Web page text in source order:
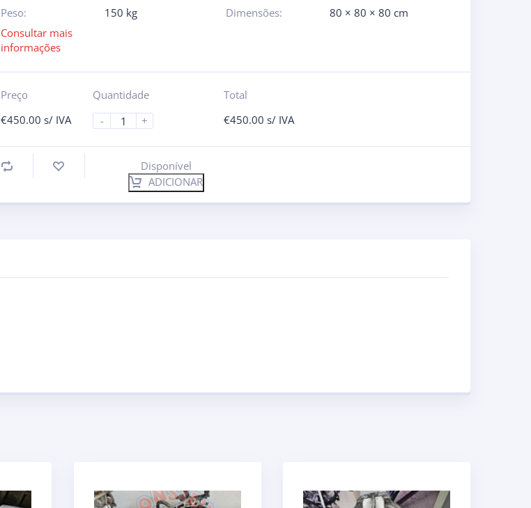
Peso:
150 kg Dimensões:
80 × 80 × 80 cm
Consultar mais
informações
Preço
€450.00 s/ IVA
Quantidade
-
+
Total
€450.00 s/ IVA
Disponível
ADICIONAR